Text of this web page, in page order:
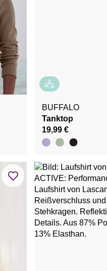
BUFFALO
Tanktop
19,99 €